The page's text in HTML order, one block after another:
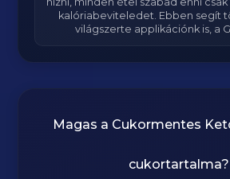
kalóriabeviteledet. Ebben segít
világszerte applikációnk is, a
Magas a Cukormentes
cukortartalma?